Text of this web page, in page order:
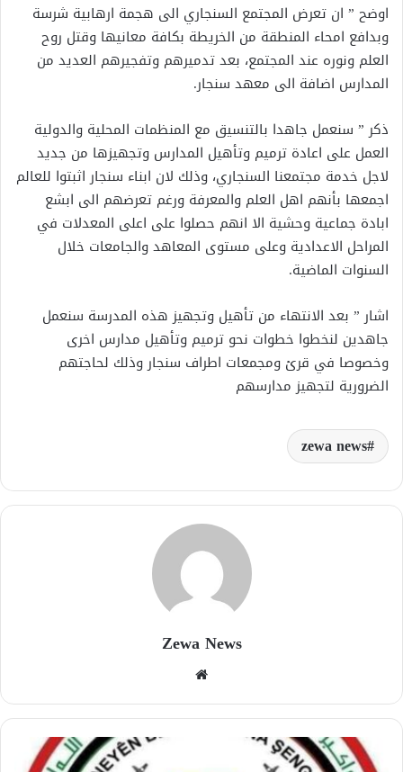
اوضح ” ان تعرض المجتمع السنجاري الى هجمة ارهابية شرسة
وبدافع امحاء المنطقة من الخريطة بكافة معانيها وقتل روح
العلم ونوره عند المجتمع، بعد تدميرهم وتفجيرهم العديد من
المدارس اضافة الى معهد سنجار.
ذكر ” سنعمل جاهدا بالتنسيق مع المنظمات المحلية والدولية
العمل على اعادة ترميم وتأهيل المدارس وتجهيزها من جديد
لاجل خدمة مجتمعنا السنجاري، وذلك لان ابناء سنجار اثبتوا للعالم
اجمعها بأنهم اهل العلم والمعرفة ورغم تعرضهم الى ابشع
ابادة جماعية وحشية الا انهم حصلوا على اعلى المعدلات في
المراحل الاعدادية وعلى مستوى المعاهد والجامعات خلال
السنوات الماضية.
اشار ” بعد الانتهاء من تأهيل وتجهيز هذه المدرسة سنعمل
جاهدين لنخطوا خطوات نحو ترميم وتأهيل مدارس اخرى
وخصوصا في قرئ ومجمعات اطراف سنجار وذلك لحاجتهم
الضرورية لتجهيز مدارسهم
zewa news
Zewa News